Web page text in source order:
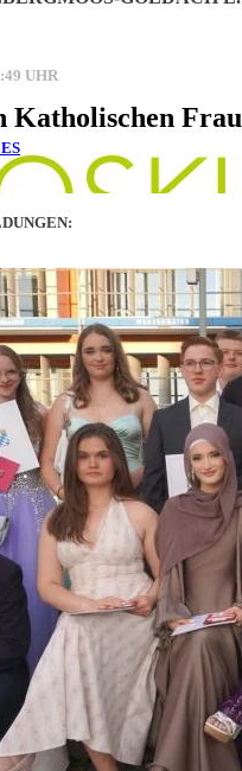
mooskurier.de
UHR
Katholischen